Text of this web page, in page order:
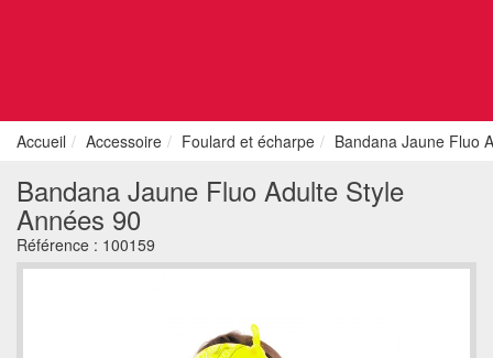
Accueil Accessoire Foulard et écharpe Bandana Jaune Fluo
Bandana Jaune Fluo Adulte Style
Années 90
Référence : 100159